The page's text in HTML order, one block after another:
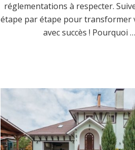
réglementations à respecter.
étape par étape pour transformer
avec succès ! Pourquoi …